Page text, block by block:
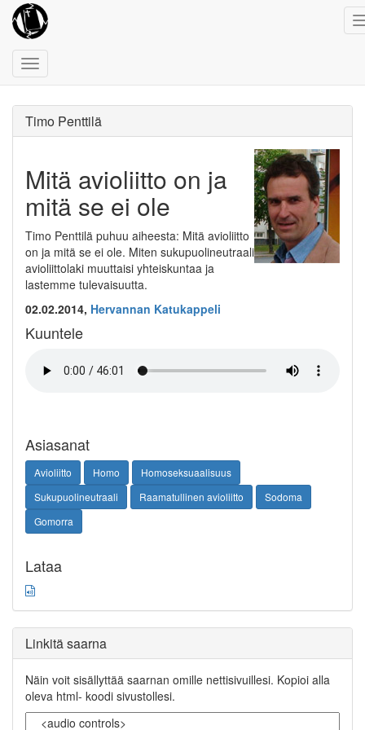
Toggle
navigation
Timo Penttilä
Mitä avioliitto on ja
mitä se ei ole
Timo Penttilä puhuu aiheesta: Mitä avioliitto
on ja mitä se ei ole. Miten sukupuolineutraali
avioliittolaki muuttaisi yhteiskuntaa ja
lastemme tulevaisuutta.
02.02.2014, Hervannan Katukappeli
Kuuntele
Asiasanat
Avioliitto Homo
Homoseksuaalisuus
Sukupuolineutraali
Raamatullinen avioliitto
Sodoma
Gomorra
Lataa
Linkitä saarna
Näin voit sisällyttää saarnan omille nettisivuillesi. Kopioi alla
oleva html- koodi sivustollesi.